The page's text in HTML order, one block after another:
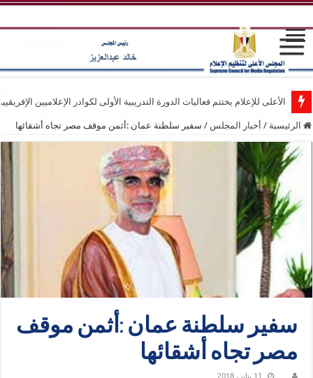
الأعلى للإعلام يختتم فعاليات الدورة التدريبية الأولى لكوادر الإعلاميين
الرئيسية / أخبار المجلس / سفير سلطنة عمان :أثمن موقف مصر تجاه أشقائها
سفير سلطنة عمان :أثمن موقف
مصر تجاه أشقائها
11 يناير، 2018